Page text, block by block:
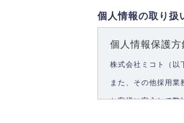
個人情報の取り扱
個人情報保護方
株式会社ミコト（以
また、その他採用業
お客様に安心して弊